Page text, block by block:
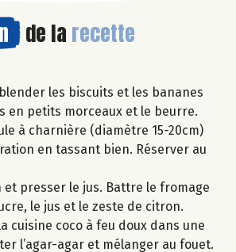
de la recette
les biscuits et les bananes
en petits morceaux et le beurre.
à charnière (diamètre 15-20cm)
en tassant bien. Réserver au
presser le jus. Battre le fromage
le jus et le zeste de citron.
cuisine coco à feu doux dans une
l’agar-agar et mélanger au fouet.